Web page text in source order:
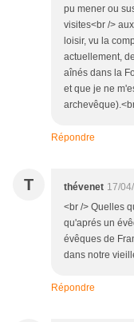
pu mener ou
visites<br />
loisir, vu la
actuellement,
aînés dans la
et que je ne
Répondre
T thévenet 17/
<br /> Quelles
qu'aprés un
évêques de
dans notre
Répondre